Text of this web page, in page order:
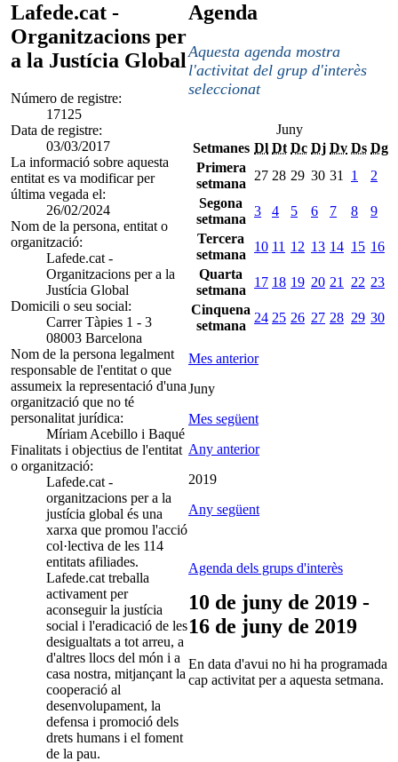
Lafede.cat -
Organitzacions per
a la Justícia Global
Número de registre:
17125
Data de registre:
03/03/2017
La informació sobre aquesta
entitat es va modificar per
última vegada el:
26/02/2024
Nom de la persona, entitat o
organització:
Lafede.cat -
Organitzacions per a la
Justícia Global
Domicili o seu social:
Carrer Tàpies 1 - 3
08003 Barcelona
Nom de la persona legalment
responsable de l'entitat o que
assumeix la representació d'una
organització que no té
personalitat jurídica:
Míriam Acebillo i Baqué
Finalitats i objectius de l'entitat
o organització:
Lafede.cat -
organitzacions per a la
justícia global és una
xarxa que promou l'acció
col·lectiva de les 114
entitats afiliades.
Lafede.cat treballa
activament per
aconseguir la justícia
social i l'eradicació de les
desigualtats a tot arreu, a
d'altres llocs del món i a
casa nostra, mitjançant la
cooperació al
desenvolupament, la
defensa i promoció dels
drets humans i el foment
de la pau.
Agenda
Aquesta agenda mostra
l'activitat del grup d'interès
seleccionat
Juny
Setmanes Dl Dt Dc Dj Dv Ds Dg
Primera
setmana
27 28 29 30 31 1
2
Segona
setmana
3 4 5 6 7 8
9
Tercera
setmana
10 11 12 13 14 15 16
Quarta
setmana
17 18 19 20 21 22 23
Cinquena
setmana
24 25 26 27 28 29 30
Mes anterior
Juny
Mes següent
Any anterior
2019
Any següent
Agenda dels grups d'interès
10 de juny de 2019 -
16 de juny de 2019
En data d'avui no hi ha programada
cap activitat per a aquesta setmana.